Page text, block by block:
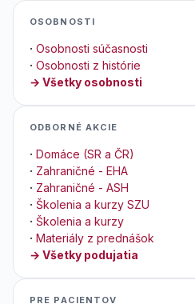
OSOBNOSTI
· Osobnosti súčasnosti
· Osobnosti z histórie
→ Všetky osobnosti
ODBORNÉ AKCIE
· Domáce (SR a ČR)
· Zahraničné - EHA
· Zahraničné - ASH
· Školenia a kurzy SZU
· Školenia a kurzy
· Materiály z prednášok
→ Všetky podujatia
PRE PACIENTOV